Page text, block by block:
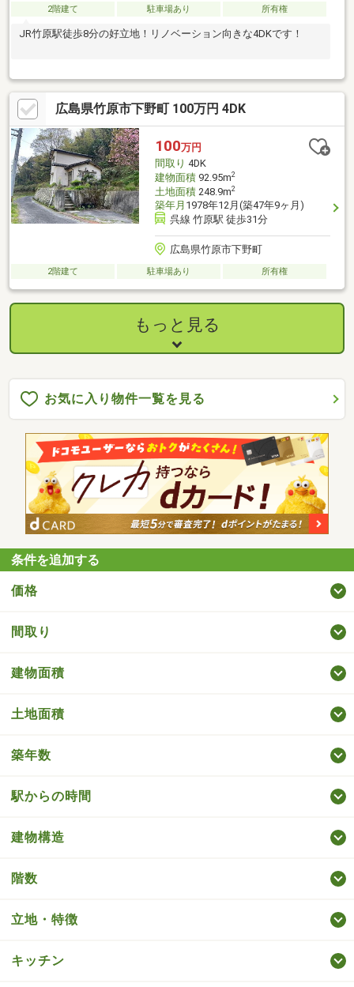
2階建て 駐車場あり 所有権
JR竹原駅徒歩8分の好立地！リノベーション向きな4DKです！
広島県竹原市下野町 100万円 4DK
100万円
間取り 4DK
建物面積92.95m2
土地面積248.9m2
築年月 1978年12月(築47年9ヶ月)
呉線 竹原駅 徒歩31分
広島県竹原市下野町
2階建て 駐車場あり 所有権
もっと見る
お気に入り物件一覧を見る
条件を追加する
価格
間取り
建物面積
土地面積
築年数
駅からの時間
建物構造
階数
立地・特徴
キッチン